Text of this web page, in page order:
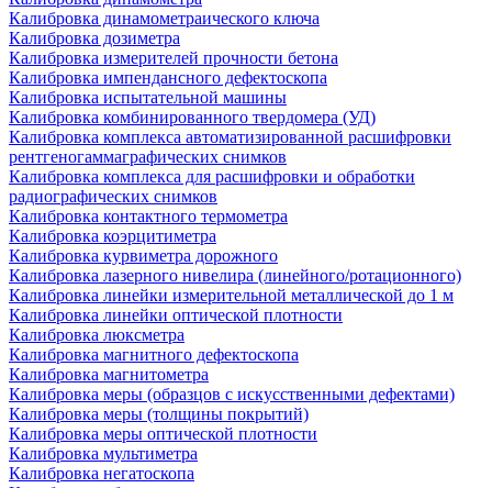
Калибровка динамометраического ключа
Калибровка дозиметра
Калибровка измерителей прочности бетона
Калибровка импендансного дефектоскопа
Калибровка испытательной машины
Калибровка комбинированного твердомера (УД)
Калибровка комплекса автоматизированной расшифровки
рентгеногаммаграфических снимков
Калибровка комплекса для расшифровки и обработки
радиографических снимков
Калибровка контактного термометра
Калибровка коэрцитиметра
Калибровка курвиметра дорожного
Калибровка лазерного нивелира (линейного/ротационного)
Калибровка линейки измерительной металлической до 1 м
Калибровка линейки оптической плотности
Калибровка люксметра
Калибровка магнитного дефектоскопа
Калибровка магнитометра
Калибровка меры (образцов с искусственными дефектами)
Калибровка меры (толщины покрытий)
Калибровка меры оптической плотности
Калибровка мультиметра
Калибровка негатоскопа